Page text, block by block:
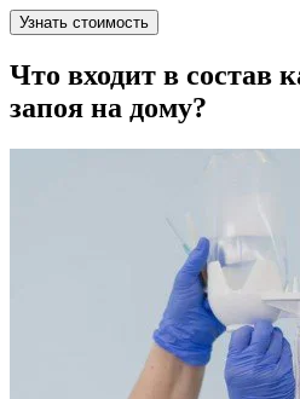
Узнать стоимость
Что входит в состав
запоя на дому?